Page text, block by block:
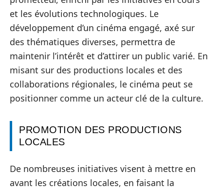
et les évolutions technologiques. Le
développement d’un cinéma engagé, axé sur
des thématiques diverses, permettra de
maintenir l’intérêt et d’attirer un public varié. En
misant sur des productions locales et des
collaborations régionales, le cinéma peut se
positionner comme un acteur clé de la culture.
PROMOTION DES PRODUCTIONS
LOCALES
De nombreuses initiatives visent à mettre en
avant les créations locales, en faisant la